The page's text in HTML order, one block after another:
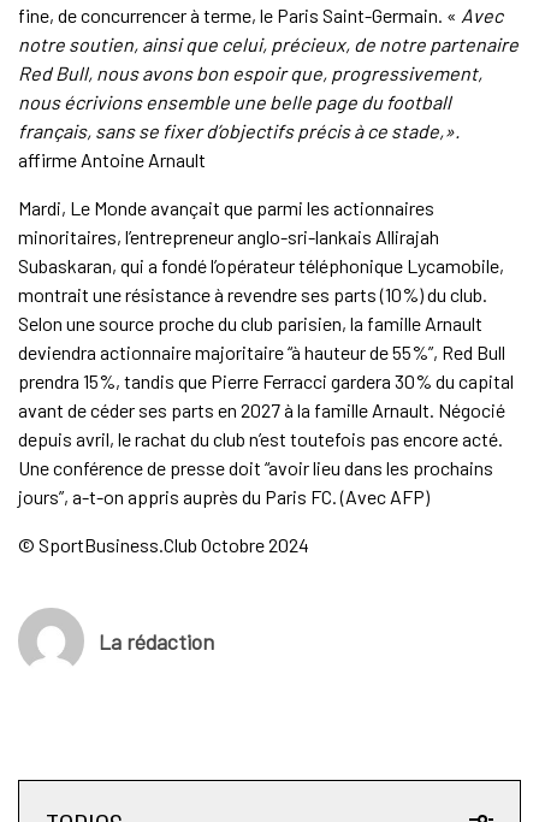
fine, de concurrencer à terme, le Paris Saint-Germain. « Avec
notre soutien, ainsi que celui, précieux, de notre partenaire
Red Bull, nous avons bon espoir que, progressivement,
nous écrivions ensemble une belle page du football
français, sans se fixer d’objectifs précis à ce stade,».
affirme Antoine Arnault
Mardi, Le Monde avançait que parmi les actionnaires
minoritaires, l’entrepreneur anglo-sri-lankais Allirajah
Subaskaran, qui a fondé l’opérateur téléphonique Lycamobile,
montrait une résistance à revendre ses parts (10%) du club.
Selon une source proche du club parisien, la famille Arnault
deviendra actionnaire majoritaire “à hauteur de 55%”, Red Bull
prendra 15%, tandis que Pierre Ferracci gardera 30% du capital
avant de céder ses parts en 2027 à la famille Arnault. Négocié
depuis avril, le rachat du club n’est toutefois pas encore acté.
Une conférence de presse doit “avoir lieu dans les prochains
jours”, a-t-on appris auprès du Paris FC. (Avec AFP)
© SportBusiness.Club Octobre 2024
La rédaction